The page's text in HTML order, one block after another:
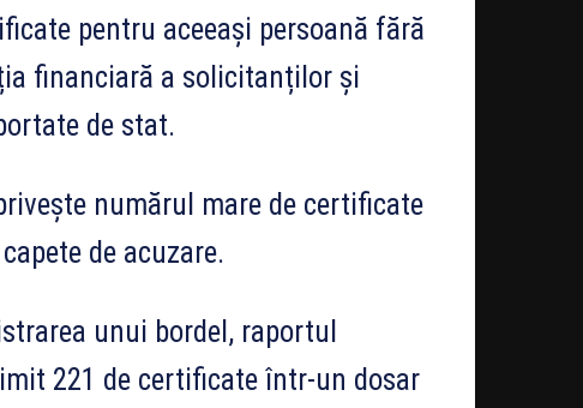
pentru aceeași persoană fără
financiară a solicitanților și
de stat.
numărul mare de certificate
de acuzare.
unui bordel, raportul
221 de certificate într-un dosar